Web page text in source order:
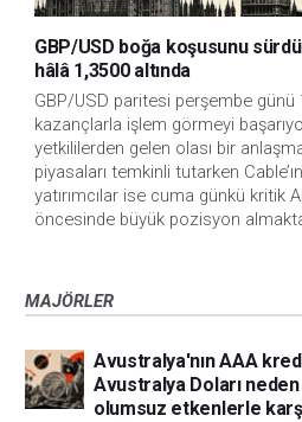
GBP/USD boğa koşusunu
hâlâ 1,3500 altında
GBP/USD paritesi perşembe günü
kazançlarla işlem görmeyi
yetkililerden gelen olası bir
piyasaları temkinli tutarken
yatırımcılar ise cuma günkü kritik
öncesinde büyük pozisyon
MAJÖRLER
Avustralya'nın AAA
Avustralya Doları
olumsuz etkenlerle